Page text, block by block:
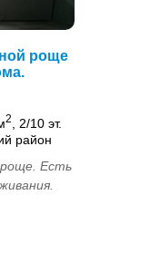
роще
2
, 2/10 эт.
район
роще. Есть